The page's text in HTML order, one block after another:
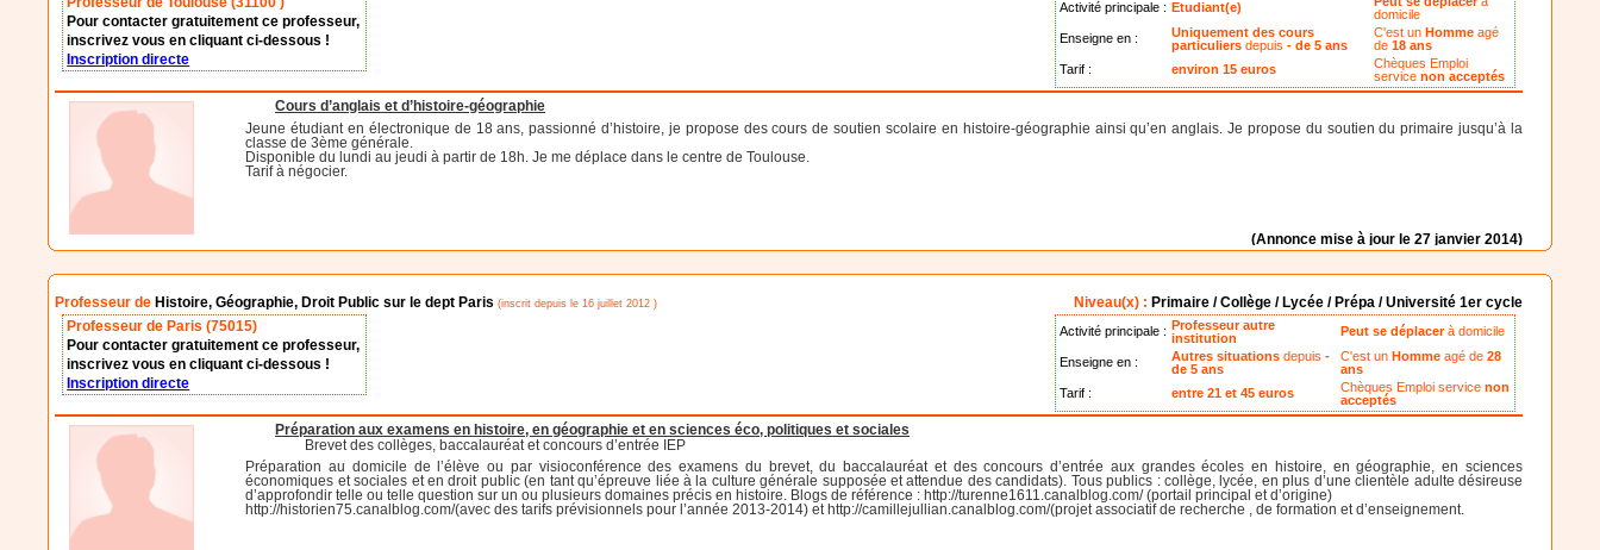
Activité principale : Etudiant(e)
domicile
Enseigne en :
Uniquement des cours
particuliers depuis- de 5 ans
C'est unHomme agé
de18 ans
Tarif :
environ 15 euros
Chèques Emploi
servicenon acceptés
Pour contacter gratuitement ce professeur,
inscrivez vous en cliquant ci-dessous !
Inscription directe
Cours d’anglais et d’histoire-géographie
Jeune étudiant en électronique de 18 ans, passionné d’histoire, je propose des cours de soutien scolaire en histoire-géographie ainsi qu’en anglais. Je propose du soutien du primaire jusqu’à la
classe de 3ème générale.
Disponible du lundi au jeudi à partir de 18h. Je me déplace dans le centre de Toulouse.
Tarif à négocier.
(Annonce mise à jour le 27 janvier 2014)
Professeur deHistoire, Géographie, Droit Public sur le dept Paris (inscrit depuis le 16 juillet 2012 ) Niveau(x) : Primaire / Collège / Lycée / Prépa / Université 1er cycle
Activité principale : Professeur autre
institution
Peut se déplacerà domicile
Enseigne en : Autres situations depuis-
de 5 ans
C'est unHomme agé de28
ans
Tarif :
entre 21 et 45 euros Chèques Emploi servicenon
acceptés
Professeur de Paris (75015)
Pour contacter gratuitement ce professeur,
inscrivez vous en cliquant ci-dessous !
Inscription directe
Préparation aux examens en histoire, en géographie et en sciences éco, politiques et sociales
Brevet des collèges, baccalauréat et concours d’entrée IEP
Préparation au domicile de l’élève ou par visioconférence des examens du brevet, du baccalauréat et des concours d’entrée aux grandes écoles en histoire, en géographie, en sciences
économiques et sociales et en droit public (en tant qu’épreuve liée à la culture générale supposée et attendue des candidats). Tous publics : collège, lycée, en plus d’une clientèle adulte désireuse
d’approfondir telle ou telle question sur un ou plusieurs domaines précis en histoire. Blogs de référence : http://turenne1611.canalblog.com/ (portail principal et d’origine)
http://historien75.canalblog.com/(avec des tarifs prévisionnels pour l’année 2013-2014) et http://camillejullian.canalblog.com/(projet associatif de recherche , de formation et d’enseignement.